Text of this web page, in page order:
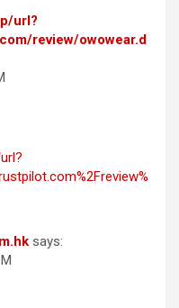
url?
review/owowear.d
says: